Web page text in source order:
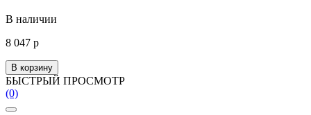
В наличии
8 047 р
В корзину
БЫСТРЫЙ ПРОСМОТР
(0)